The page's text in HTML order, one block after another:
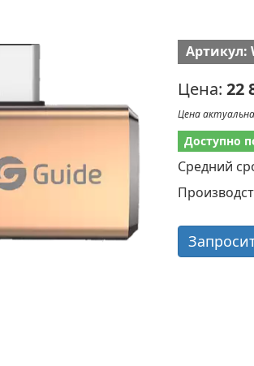
Артикул:
Цена: 22
Цена
Доступно
Средний